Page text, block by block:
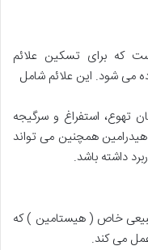
که برای تسکین علائم
می شود. این علائم شامل
تهوع، استفراغ و سرگیجه
همچنین می تواند
داشته باشد.
خاص ( هیستامین ) که
می کند.